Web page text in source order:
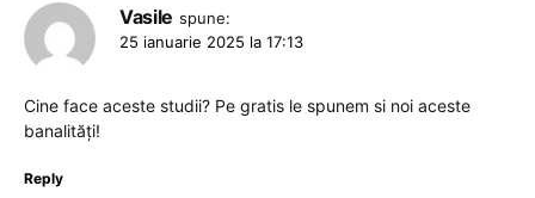
Vasile spune:
25 ianuarie 2025 la 17:13
Cine face aceste studii? Pe gratis le spunem si noi aceste
banalități!
Reply